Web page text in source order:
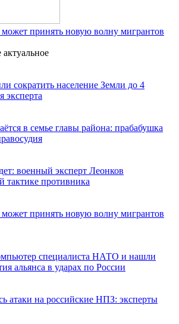
может принять новую волну мигрантов
сократить население Земли до 4
эксперта
в семье главы района: прабабушка
военный эксперт Леонков
тактике противника
может принять новую волну мигрантов
специалиста НАТО и нашли
альянса в ударах по России
атаки на российские НПЗ: эксперты